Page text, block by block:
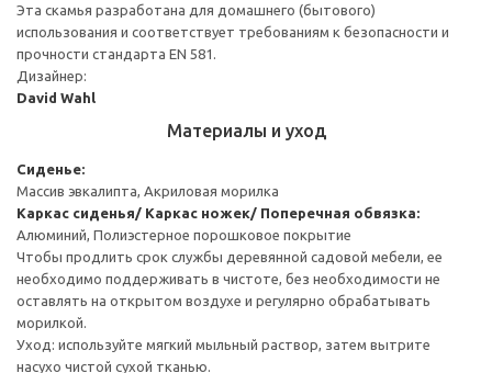
Эта скамья разработана для домашнего (бытового)
использования и соответствует требованиям к безопасности и
прочности стандарта EN 581.
Дизайнер:
David Wahl
Материалы и уход
Сиденье:
Массив эвкалипта, Акриловая морилка
Каркас сиденья/ Каркас ножек/ Поперечная обвязка:
Алюминий, Полиэстерное порошковое покрытие
Чтобы продлить срок службы деревянной садовой мебели, ее
необходимо поддерживать в чистоте, без необходимости не
оставлять на открытом воздухе и регулярно обрабатывать
морилкой.
Уход: используйте мягкий мыльный раствор, затем вытрите
насухо чистой сухой тканью.